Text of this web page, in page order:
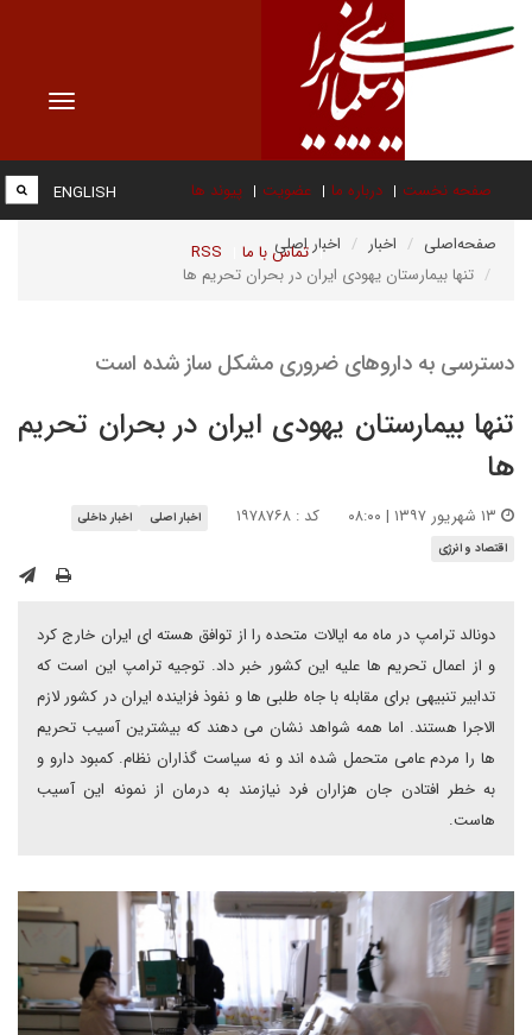
Toggle
صفحه نخست درباره ما عضویت پیوند ها
تماس با ما RSS
ENGLISH
صفحه‌اصلی اخبار
اخبار اصلی
تنها بیمارستان یهودی ایران در بحران تحریم ها
دسترسی به داروهای ضروری مشکل ساز شده است
تنها بیمارستان یهودی ایران در بحران تحریم
ها
کد : ۱۹۷۸۷۶۸ اخبار اصلی
اخبار داخلی
اقتصاد و انرژی
دونالد ترامپ در ماه مه ایالات متحده را از توافق هسته ای ایران خارج کرد
و از اعمال تحریم ها علیه این کشور خبر داد. توجیه ترامپ این است که
تدابیر تنبیهی برای مقابله با جاه طلبی ها و نفوذ فزاینده ایران در کشور لازم
الاجرا هستند. اما همه شواهد نشان می دهند که بیشترین آسیب تحریم
ها را مردم عامی متحمل شده اند و نه سیاست گذاران نظام. کمبود دارو و
به خطر افتادن جان هزاران فرد نیازمند به درمان از نمونه این آسیب
هاست.